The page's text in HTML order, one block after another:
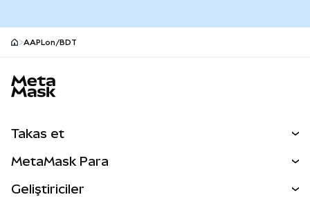
AAPLon/BDT
Takas et
MetaMask Para
Geliştiriciler